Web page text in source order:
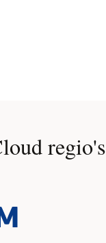
regio's